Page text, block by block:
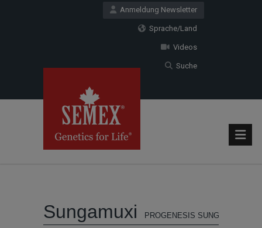
Anmeldung Newsletter
Sprache/Land
Videos
Suche